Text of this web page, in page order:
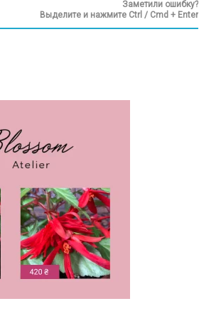
Заметили ошибку?
Выделите и нажмите Ctrl / Cmd + Enter